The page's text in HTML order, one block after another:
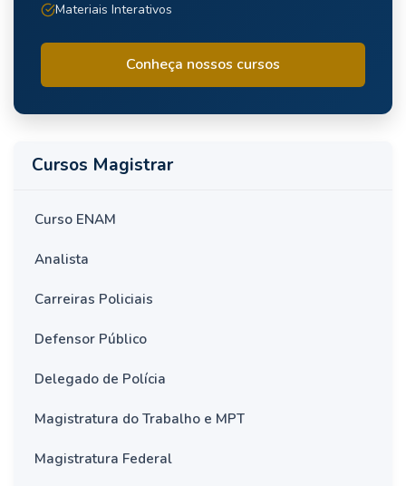
Materiais Interativos
Conheça nossos cursos
Cursos Magistrar
Curso ENAM
Analista
Carreiras Policiais
Defensor Público
Delegado de Polícia
Magistratura do Trabalho e MPT
Magistratura Federal